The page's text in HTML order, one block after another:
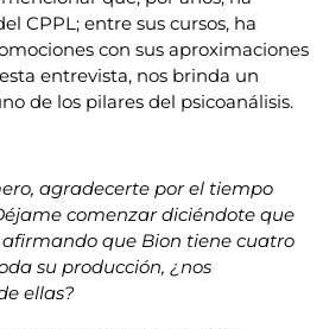
CPPL; entre sus cursos, ha
con sus aproximaciones
entrevista, nos brinda un
de los pilares del psicoanálisis.
agradecerte por el tiempo
comenzar diciéndote que
que Bion tiene cuatro
su producción, ¿nos
ellas?